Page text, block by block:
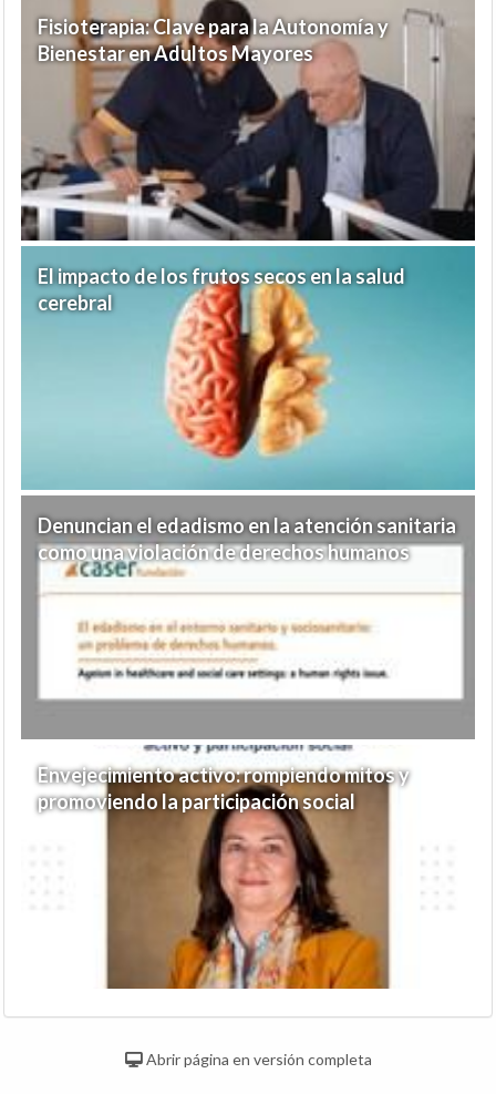
Fisioterapia: Clave para la Autonomía y
Bienestar en Adultos Mayores
El impacto de los frutos secos en la salud
cerebral
Denuncian el edadismo en la atención sanitaria
como una violación de derechos humanos
Envejecimiento activo: rompiendo mitos y
promoviendo la participación social
Abrir página en versión completa